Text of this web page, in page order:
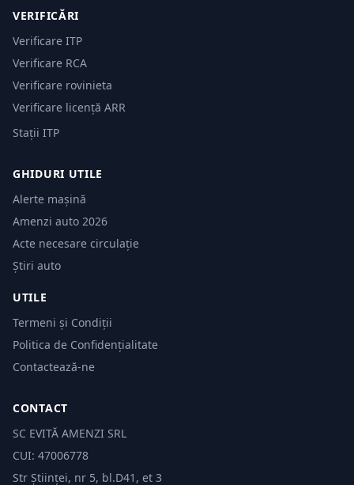
VERIFICĂRI
Verificare ITP
Verificare RCA
Verificare rovinieta
Verificare licență ARR
Stații ITP
GHIDURI UTILE
Alerte mașină
Amenzi auto 2026
Acte necesare circulație
Știri auto
UTILE
Termeni și Condiții
Politica de Confidențialitate
Contactează-ne
CONTACT
SC EVITĂ AMENZI SRL
CUI: 47006778
Str Științei, nr 5, bl.D41, et 3